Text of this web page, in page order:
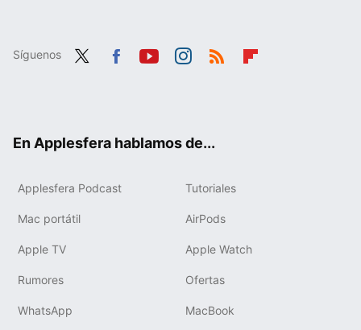
Síguenos
En Applesfera hablamos de...
Applesfera Podcast Tutoriales
Mac portátil AirPods
Apple TV Apple Watch
Rumores Ofertas
WhatsApp MacBook